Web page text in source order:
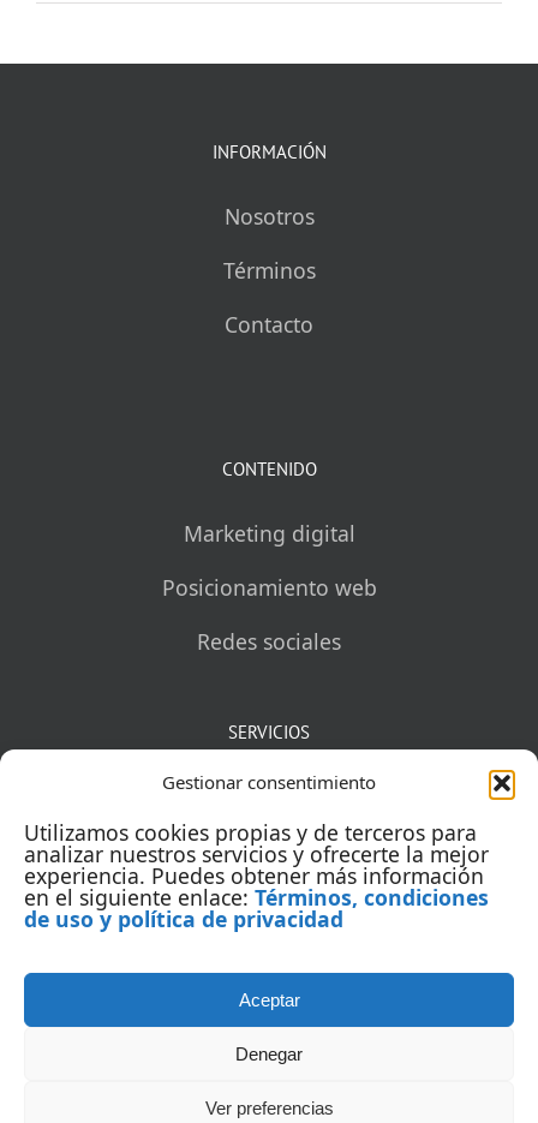
Gestionar consentimiento
Utilizamos cookies propias y de terceros para
analizar nuestros servicios y ofrecerte la mejor
experiencia. Puedes obtener más información
en el siguiente enlace: Términos, condiciones
de uso y política de privacidad
Aceptar
Denegar
Ver preferencias
INFORMACIÓN
Nosotros
Términos
Contacto
CONTENIDO
Marketing digital
Posicionamiento web
Redes sociales
SERVICIOS
Mentorías
Auditorías
Capacitación